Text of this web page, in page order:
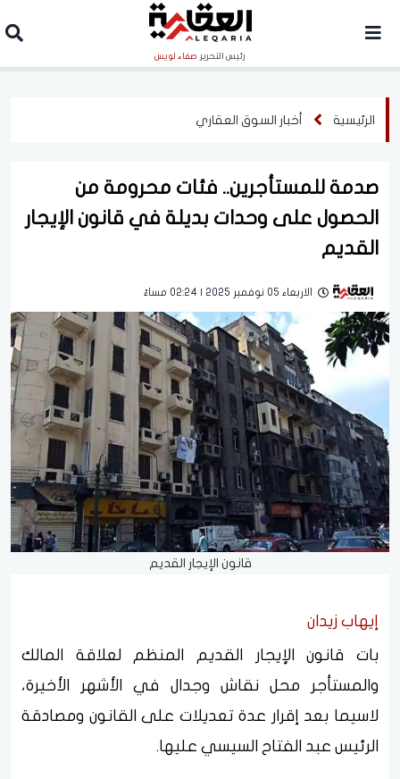
رئيس التحرير صفاء لويس
الرئيسية أخبار السوق العقاري
صدمة للمستأجرين.. فئات محرومة من
الحصول على وحدات بديلة في قانون الإيجار
القديم
الاربعاء 05 نوفمبر 2025 | 02:24 مساءً
قانون الإيجار القديم
إيهاب زيدان
بات قانون الإيجار القديم المنظم لعلاقة المالك
والمستأجر محل نقاش وجدال في الأشهر الأخيرة،
لاسيما بعد إقرار عدة تعديلات على القانون ومصادقة
الرئيس عبد الفتاح السيسي عليها.